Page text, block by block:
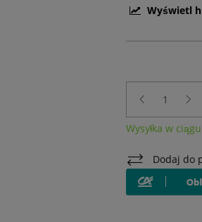
Wyświetl
Wysyłka w
Dodaj do